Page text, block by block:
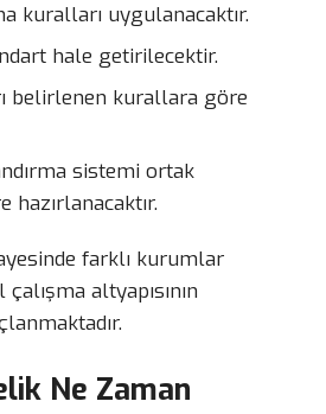
kuralları uygulanacaktır.
hale getirilecektir.
belirlenen kurallara göre
sistemi ortak
farklı kurumlar
altyapısının
Ne Zaman